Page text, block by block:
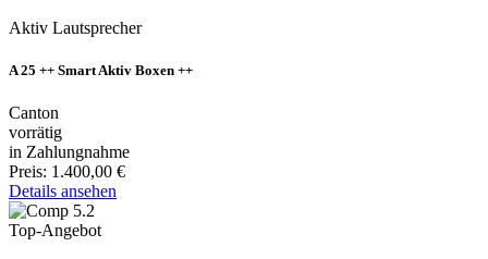
Aktiv Lautsprecher
A 25 ++ Smart Aktiv Boxen ++
Canton
vorrätig
in Zahlungnahme
Preis: 1.400,00 €
Details ansehen
Top-Angebot